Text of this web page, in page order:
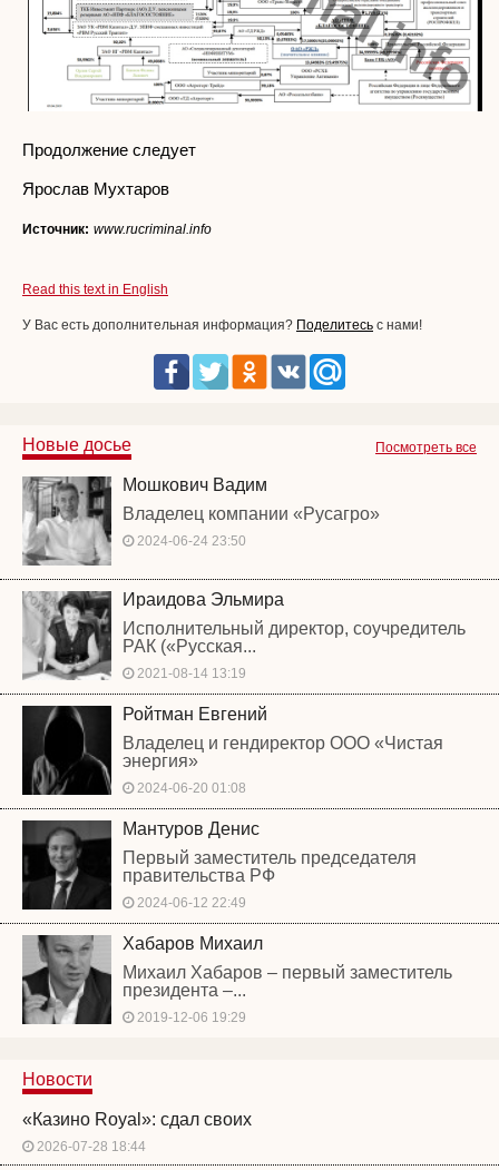
Продолжение следует
Ярослав Мухтаров
Источник: www.rucriminal.info
Read this text in English
У Вас есть дополнительная информация? Поделитесь с нами!
Посмотреть все
Новые досье
Мошкович Вадим
Владелец компании «Русагро»
2024-06-24 23:50
Ираидова Эльмира
Исполнительный директор, соучредитель
РАК («Русская...
2021-08-14 13:19
Ройтман Евгений
Владелец и гендиректор ООО «Чистая
энергия»
2024-06-20 01:08
Мантуров Денис
Первый заместитель председателя
правительства РФ
2024-06-12 22:49
Хабаров Михаил
Михаил Хабаров – первый заместитель
президента –...
2019-12-06 19:29
Новости
«Казино Royal»: сдал своих
2026-07-28 18:44